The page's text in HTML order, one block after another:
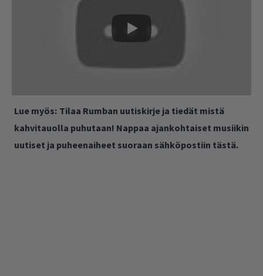
Lue myös: Tilaa Rumban uutiskirje ja tiedät mistä
kahvitauolla puhutaan! Nappaa ajankohtaiset musiikin
uutiset ja puheenaiheet suoraan sähköpostiin tästä.